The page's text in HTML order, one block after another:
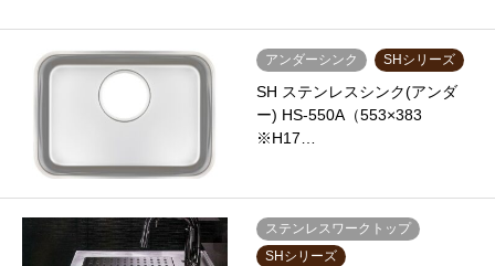
アンダーシンク SHシリーズ
SH ステンレスシンク(アンダ
ー) HS-550A（553×383
※H17…
ステンレスワークトップ
SHシリーズ